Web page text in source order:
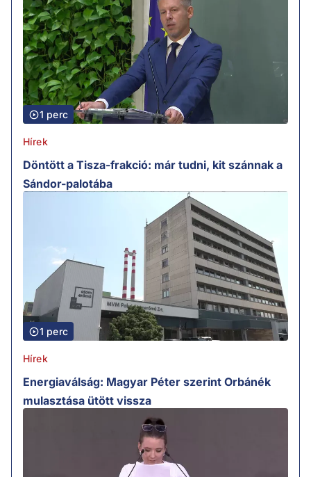
1 perc
Hírek
Döntött a Tisza-frakció: már tudni, kit szánnak a
Sándor-palotába
1 perc
Hírek
Energiaválság: Magyar Péter szerint Orbánék
mulasztása ütött vissza